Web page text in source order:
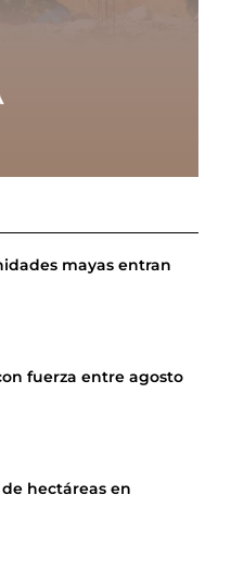
mayas entran
fuerza entre agosto
hectáreas en